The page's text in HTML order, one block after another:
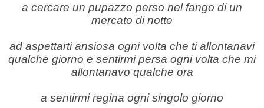
a cercare un pupazzo perso nel fango di un
mercato di notte
ad aspettarti ansiosa ogni volta che ti allontanavi
qualche giorno e sentirmi persa ogni volta che mi
allontanavo qualche ora
a sentirmi regina ogni singolo giorno